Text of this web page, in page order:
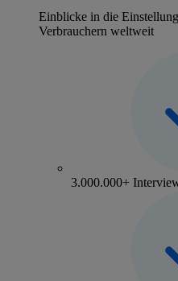
Einblicke in die
Verbrauchern weltweit
3.000.000+